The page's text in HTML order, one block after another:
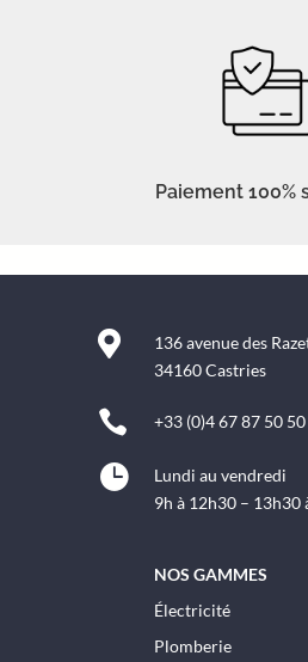
Paiement 100%

136 avenue des
34160 Castries
 +33 (0)4 67 87 50 50

Lundi au vendredi
9h à 12h30 – 13h30
NOS GAMMES
Électricité
Plomberie